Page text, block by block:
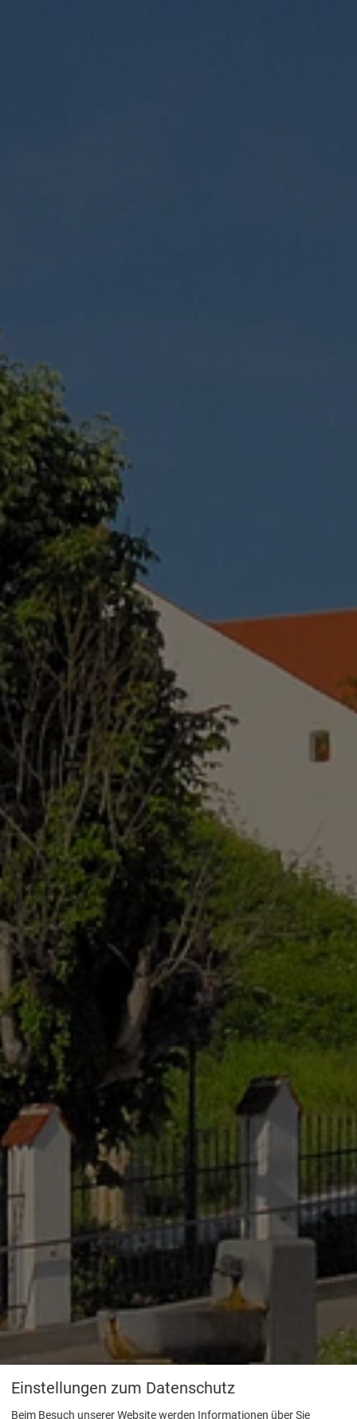
Einstellungen zum Datenschutz
Beim Besuch unserer Website werden Informationen über Sie